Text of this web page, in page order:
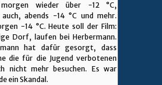
wieder über -12 °C,
abends -14 °C und mehr.
-14 °C. Heute soll der Film:
Dorf, laufen bei Herbermann.
hat dafür gesorgt, dass
die für die Jugend verbotenen
nicht mehr besuchen. Es war
ein Skandal.